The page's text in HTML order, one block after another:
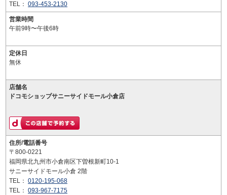
TEL： 093-453-2130
営業時間
午前9時〜午後6時
定休日
無休
店舗名
ドコモショップサニーサイドモール小倉店
住所/電話番号
〒800-0221
福岡県北九州市小倉南区下曽根新町10-1
サニーサイドモール小倉 2階
TEL： 0120-195-068
TEL： 093-967-7175